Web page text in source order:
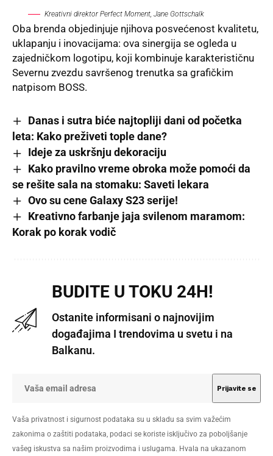
Kreativni direktor Perfect Moment, Jane Gottschalk
Oba brenda objedinjuje njihova posvećenost kvalitetu,
uklapanju i inovacijama: ova sinergija se ogleda u
zajedničkom logotipu, koji kombinuje karakterističnu
Severnu zvezdu savršenog trenutka sa grafičkim
natpisom BOSS.
Danas i sutra biće najtopliji dani od početka
leta: Kako preživeti tople dane?
Ideje za uskršnju dekoraciju
Kako pravilno vreme obroka može pomoći da
se rešite sala na stomaku: Saveti lekara
Ovo su cene Galaxy S23 serije!
Kreativno farbanje jaja svilenom maramom:
Korak po korak vodič
BUDITE U TOKU 24H!
Ostanite informisani o najnovijim
događajima I trendovima u svetu i na
Balkanu.
Vaša privatnost i sigurnost podataka su u skladu sa svim važećim
zakonima o zaštiti podataka, podaci se koriste isključivo za poboljšanje
vašeg iskustva sa našim proizvodima i uslugama. Hvala na ukazanom